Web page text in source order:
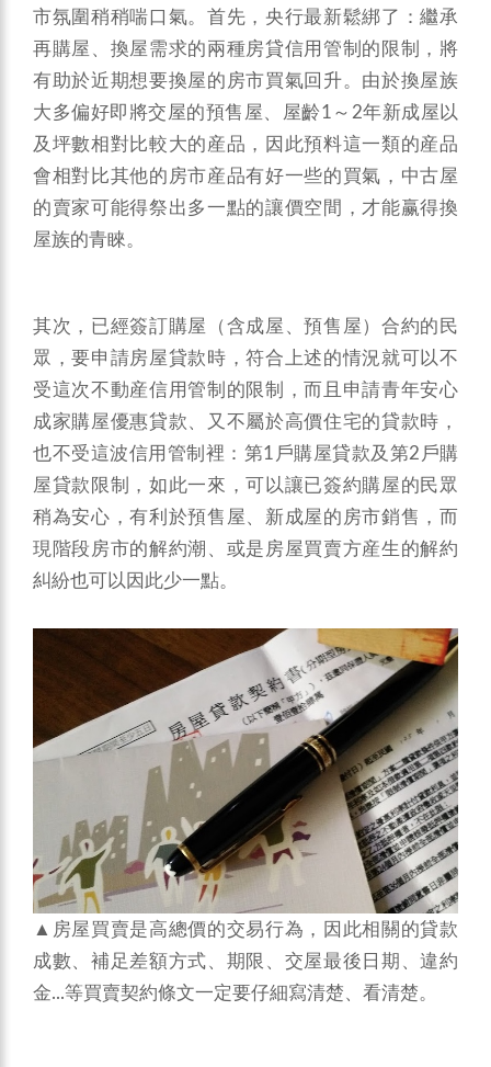
市氛圍稍稍喘口氣。首先，央行最新鬆綁了：繼承
再購屋、換屋需求的兩種房貸信用管制的限制，將
有助於近期想要換屋的房市買氣回升。由於換屋族
大多偏好即將交屋的預售屋、屋齡1～2年新成屋以
及坪數相對比較大的産品，因此預料這一類的産品
會相對比其他的房市産品有好一些的買氣，中古屋
的賣家可能得祭出多一點的讓價空間，才能赢得換
屋族的青睞。
其次，已經簽訂購屋（含成屋、預售屋）合約的民
眾，要申請房屋貸款時，符合上述的情況就可以不
受這次不動産信用管制的限制，而且申請青年安心
成家購屋優惠貸款、又不屬於高價住宅的貸款時，
也不受這波信用管制裡：第1戶購屋貸款及第2戶購
屋貸款限制，如此一來，可以讓已簽約購屋的民眾
稍為安心，有利於預售屋、新成屋的房市銷售，而
現階段房市的解約潮、或是房屋買賣方産生的解約
糾紛也可以因此少一點。
▲房屋買賣是高總價的交易行為，因此相關的貸款
成數、補足差額方式、期限、交屋最後日期、違約
金...等買賣契約條文一定要仔細寫清楚、看清楚。